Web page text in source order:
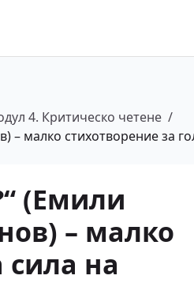
4. Критическо четене /
– малко стихотворение за
(Емили
– малко
сила на